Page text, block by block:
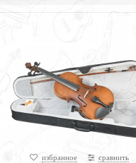
избранное сравнить